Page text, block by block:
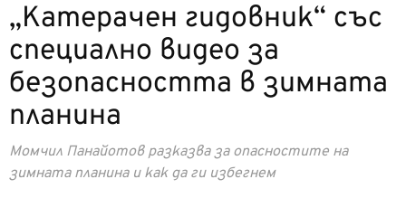
„Катерачен гидовник“ със
специално видео за
безопасността в зимната
планина
Момчил Панайотов разказва за опасностите на
зимната планина и как да ги избегнем